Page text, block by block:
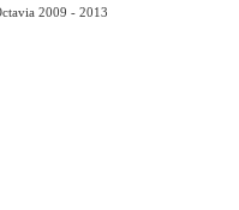
2009 - 2013